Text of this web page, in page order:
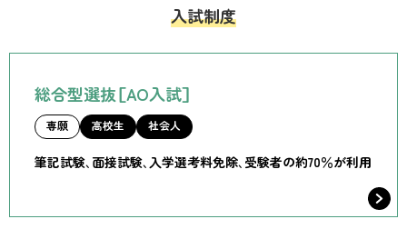
入試制度
総合型選抜［AO入試］
専願 高校生 社会人
筆記試験、面接試験、入学選考料免除、受験者の約70％が利用